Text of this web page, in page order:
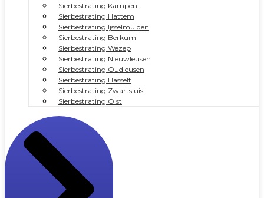
Sierbestrating Kampen
Sierbestrating Hattem
Sierbestrating Ijsselmuiden
Sierbestrating Berkum
Sierbestrating Wezep
Sierbestrating Nieuwleusen
Sierbestrating Oudleusen
Sierbestrating Hasselt
Sierbestrating Zwartsluis
Sierbestrating Olst